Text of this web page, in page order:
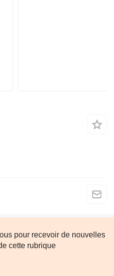
pour recevoir de nouvelles
cette rubrique